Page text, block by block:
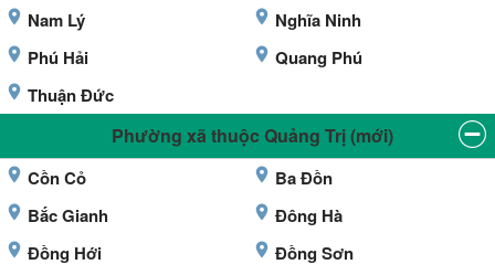
Nam Lý
Nghĩa Ninh
Phú Hải
Quang Phú
Thuận Đức
Phường xã thuộc Quảng Trị (mới)
Cồn Cỏ
Ba Đồn
Bắc Gianh
Đông Hà
Đồng Hới
Đồng Sơn